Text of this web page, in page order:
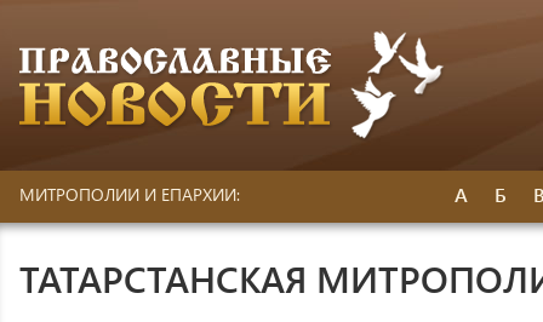
МИТРОПОЛИИ И ЕПАРХИИ: А Б
ТАТАРСТАНСКАЯ